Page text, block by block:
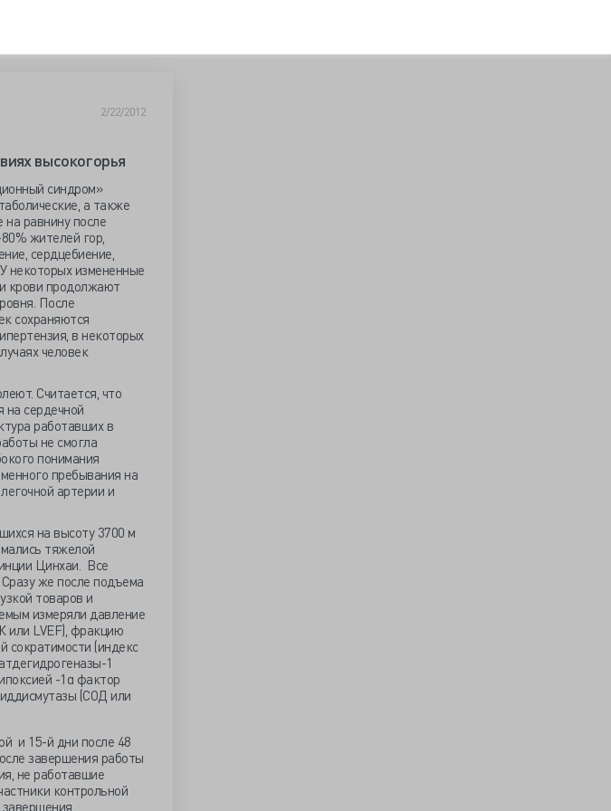
2/22/2012
высокогорья
синдром»
а также
равнину после
жителей гор,
сердцебиение,
некоторых измененные
крови продолжают
После
сохраняются
в некоторых
человек
Считается, что
на сердечной
работавших в
не смогла
понимания
пребывания на
артерии и
на высоту 3700 м
тяжелой
Цинхаи. Все
же после подъема
товаров и
измеряли давление
или LVEF), фракцию
сократимости (индекс
1
-1α фактор
(СОД или
и 15-й дни после 48
завершения работы
не работавшие
контрольной